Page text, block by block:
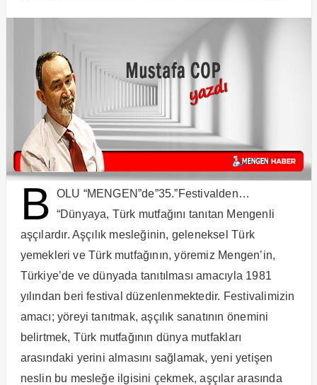
B
OLU “MENGEN”de”35.”Festivalden…
“Dünyaya, Türk mutfağını tanıtan Mengenli
aşçılardır. Aşçılık mesleğinin, geleneksel Türk
yemekleri ve Türk mutfağının, yöremiz Mengen’in,
Türkiye’de ve dünyada tanıtılması amacıyla 1981
yılından beri festival düzenlenmektedir. Festivalimizin
amacı; yöreyi tanıtmak, aşçılık sanatının önemini
belirtmek, Türk mutfağının dünya mutfakları
arasındaki yerini almasını sağlamak, yeni yetişen
neslin bu mesleğe ilgisini çekmek, aşçılar arasında